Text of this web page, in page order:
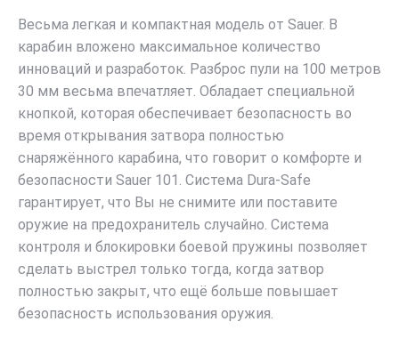
Весьма легкая и компактная модель от Sauer. В
карабин вложено максимальное количество
инноваций и разработок. Разброс пули на 100 метров
30 мм весьма впечатляет. Обладает специальной
кнопкой, которая обеспечивает безопасность во
время открывания затвора полностью
снаряжённого карабина, что говорит о комфорте и
безопасности Sauer 101. Система Dura-Safe
гарантирует, что Вы не снимите или поставите
оружие на предохранитель случайно. Система
контроля и блокировки боевой пружины позволяет
сделать выстрел только тогда, когда затвор
полностью закрыт, что ещё больше повышает
безопасность использования оружия.